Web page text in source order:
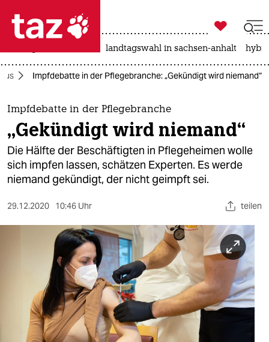
 taz zahl ich
taz zahl ich
themen
politik
öko
gesellschaft
wahrheit

taz zahl ich
landtagswahl in sachsen-anhalt
Impfdebatte in der Pflegebranche: „Gekündigt wird niemand“
Impfdebatte in der Pflegebranche
„Gekündigt wird niemand“
Die Hälfte der Beschäftigten in Pflegeheimen wolle
sich impfen lassen, schätzen Experten. Es werde
niemand gekündigt, der nicht geimpft sei.
29.12.2020 10:46 Uhr teilen